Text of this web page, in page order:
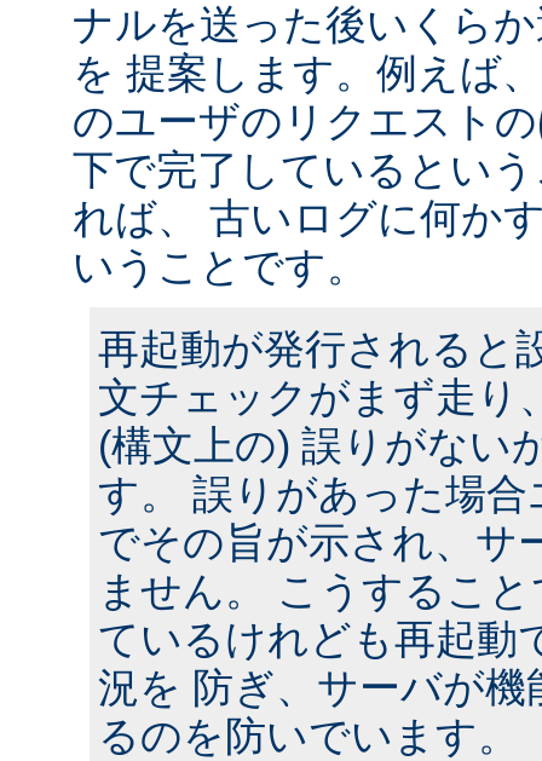
ナルを送った後いくら
を 提案します。例えば
のユーザのリクエスト
下で完了しているとい
れば、 古いログに何か
いうことです。
再起動が発行されると
文チェックがまず走り
(構文上の) 誤りがない
す。 誤りがあった場
でその旨が示され、サ
ません。 こうするこ
ているけれども再起動
況を 防ぎ、サーバが
るのを防いでいます。